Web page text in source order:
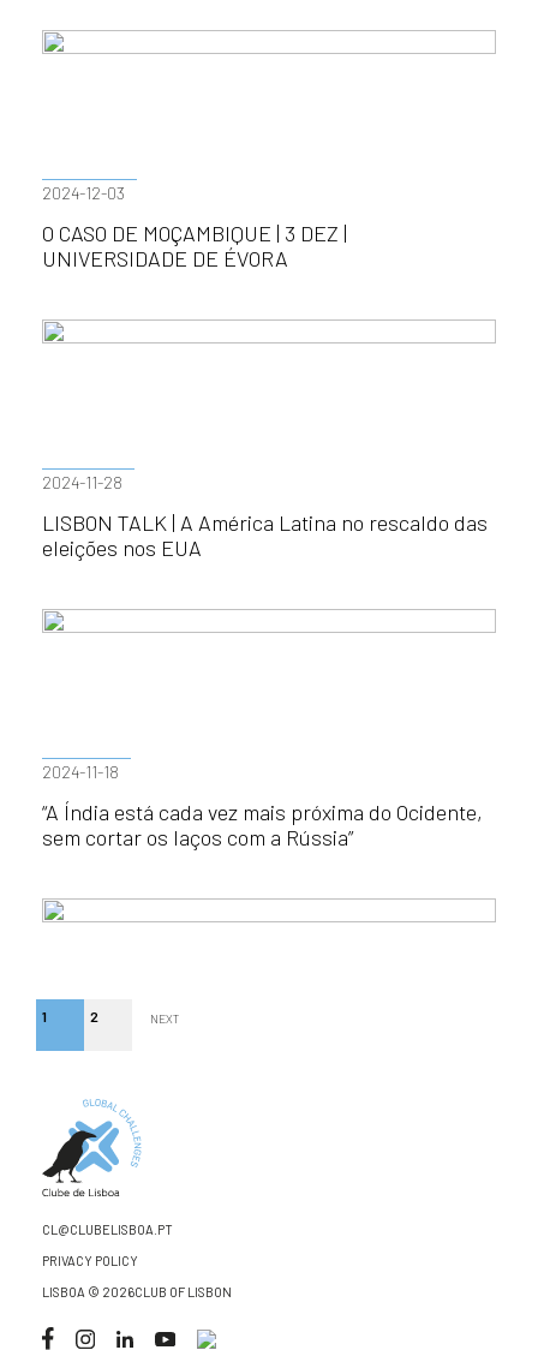
2024-12-03
O CASO DE MOÇAMBIQUE | 3 DEZ |
UNIVERSIDADE DE ÉVORA
2024-11-28
LISBON TALK | A América Latina no rescaldo das
eleições nos EUA
2024-11-18
“A Índia está cada vez mais próxima do Ocidente,
sem cortar os laços com a Rússia”
1 2 NEXT
CL@CLUBELISBOA.PT
PRIVACY POLICY
LISBOA © 2026CLUB OF LISBON